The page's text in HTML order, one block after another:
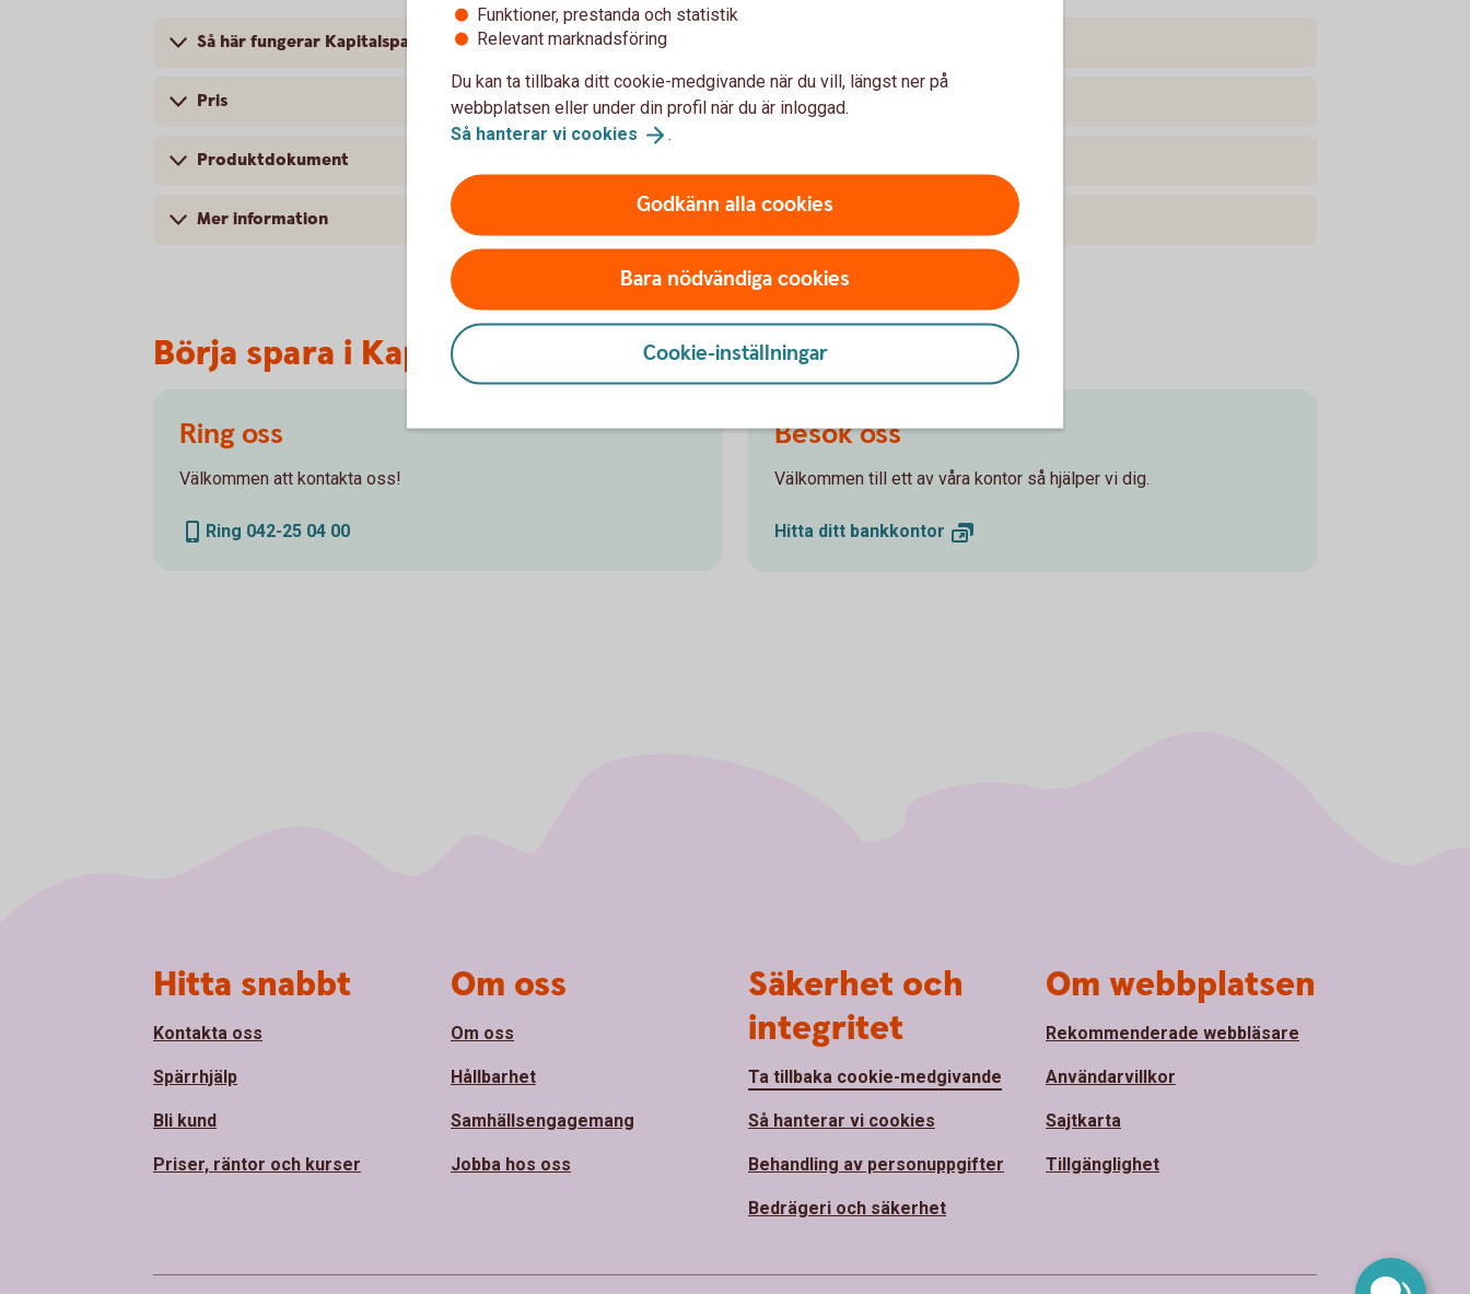
Så här fungerar Kapitalspar Pension
Pris
Produktdokument
Mer information
Börja spara i Kapitalspar Pension
Ring oss
Välkommen att kontakta oss!
Ring 042-25 04 00
Besök oss
Välkommen till ett av våra kontor så hjälper vi dig.
Hitta ditt bankkontor
Funktioner, prestanda och statistik
Relevant marknadsföring
Du kan ta tillbaka ditt cookie-medgivande när du vill, längst ner på
webbplatsen eller under din profil när du är inloggad.
Så hanterar vi cookies .
Godkänn alla cookies
Bara nödvändiga cookies
Cookie-inställningar
Hitta snabbt
Kontakta oss
Spärrhjälp
Bli kund
Priser, räntor och kurser
Om oss
Om oss
Hållbarhet
Samhällsengagemang
Jobba hos oss
Säkerhet och
integritet
Ta tillbaka cookie-medgivande
Så hanterar vi cookies
Behandling av personuppgifter
Bedrägeri och säkerhet
Om webbplatsen
Rekommenderade webbläsare
Användarvillkor
Sajtkarta
Tillgänglighet